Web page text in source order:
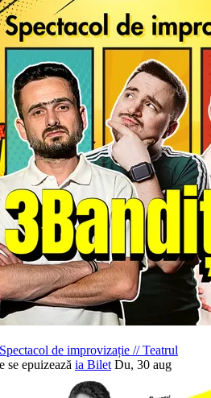
de improvizație //Teatrul
se epuizează ia Bilet Du, 30 aug